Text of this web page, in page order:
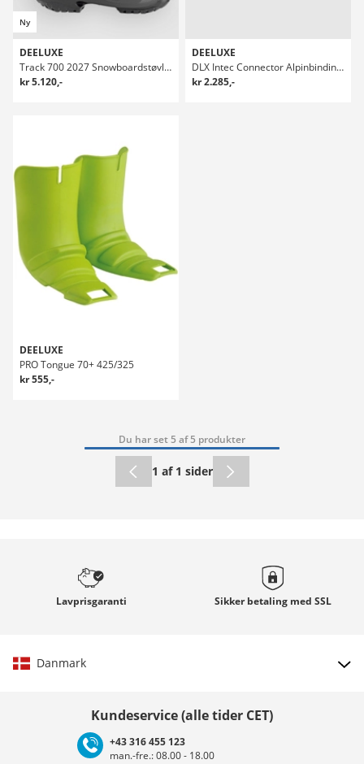
Ny
DEELUXE
Track 700 2027 Snowboardstøvler
kr 5.120,-
DEELUXE
DLX Intec Connector Alpinbindinger
kr 2.285,-
DEELUXE
PRO Tongue 70+ 425/325
kr 555,-
Du har set 5 af 5 produkter
1 af 1 sider
Lavprisgaranti Sikker betaling med SSL
Danmark
Deutschland Österreich
Kundeservice (alle tider CET)
+43 316 455 123
man.-fre.: 08.00 - 18.00